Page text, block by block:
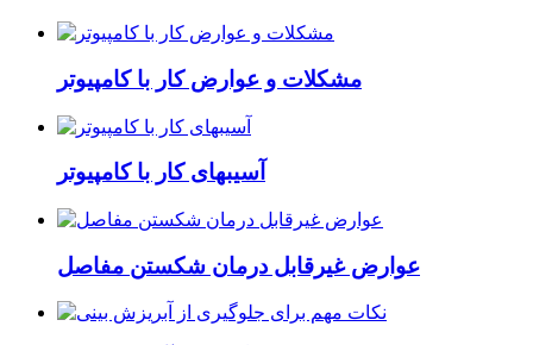
مشکلات و عوارض کار با کامپیوتر
آسیبهای کار با کامپیوتر
عوارض غیرقابل درمان شکستن مفاصل